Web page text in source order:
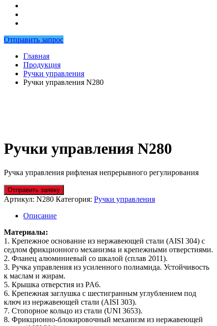
Отправить запрос
Главная
Продукция
Ручки управления
Ручки управления N280
Ручки управления N280
Ручка управления рифленая непрерывного регулирования
Отправить заявку
Артикул: N280 Категория: Ручки управления
Описание
Материалы:
1. Крепежное основание из нержавеющей стали (AISI 304) с
седлом фрикционного механизма и крепежными отверстиями.
2. Фланец алюминиевый со шкалой (сплав 2011).
3. Ручка управления из усиленного полиамида. Устойчивость
к маслам и жирам.
5. Крышка отверстия из PA6.
6. Крепежная заглушка с шестигранным углублением под
ключ из нержавеющей стали (AISI 303).
7. Стопорное кольцо из стали (UNI 3653).
8. Фрикционно-блокировочный механизм из нержавеющей